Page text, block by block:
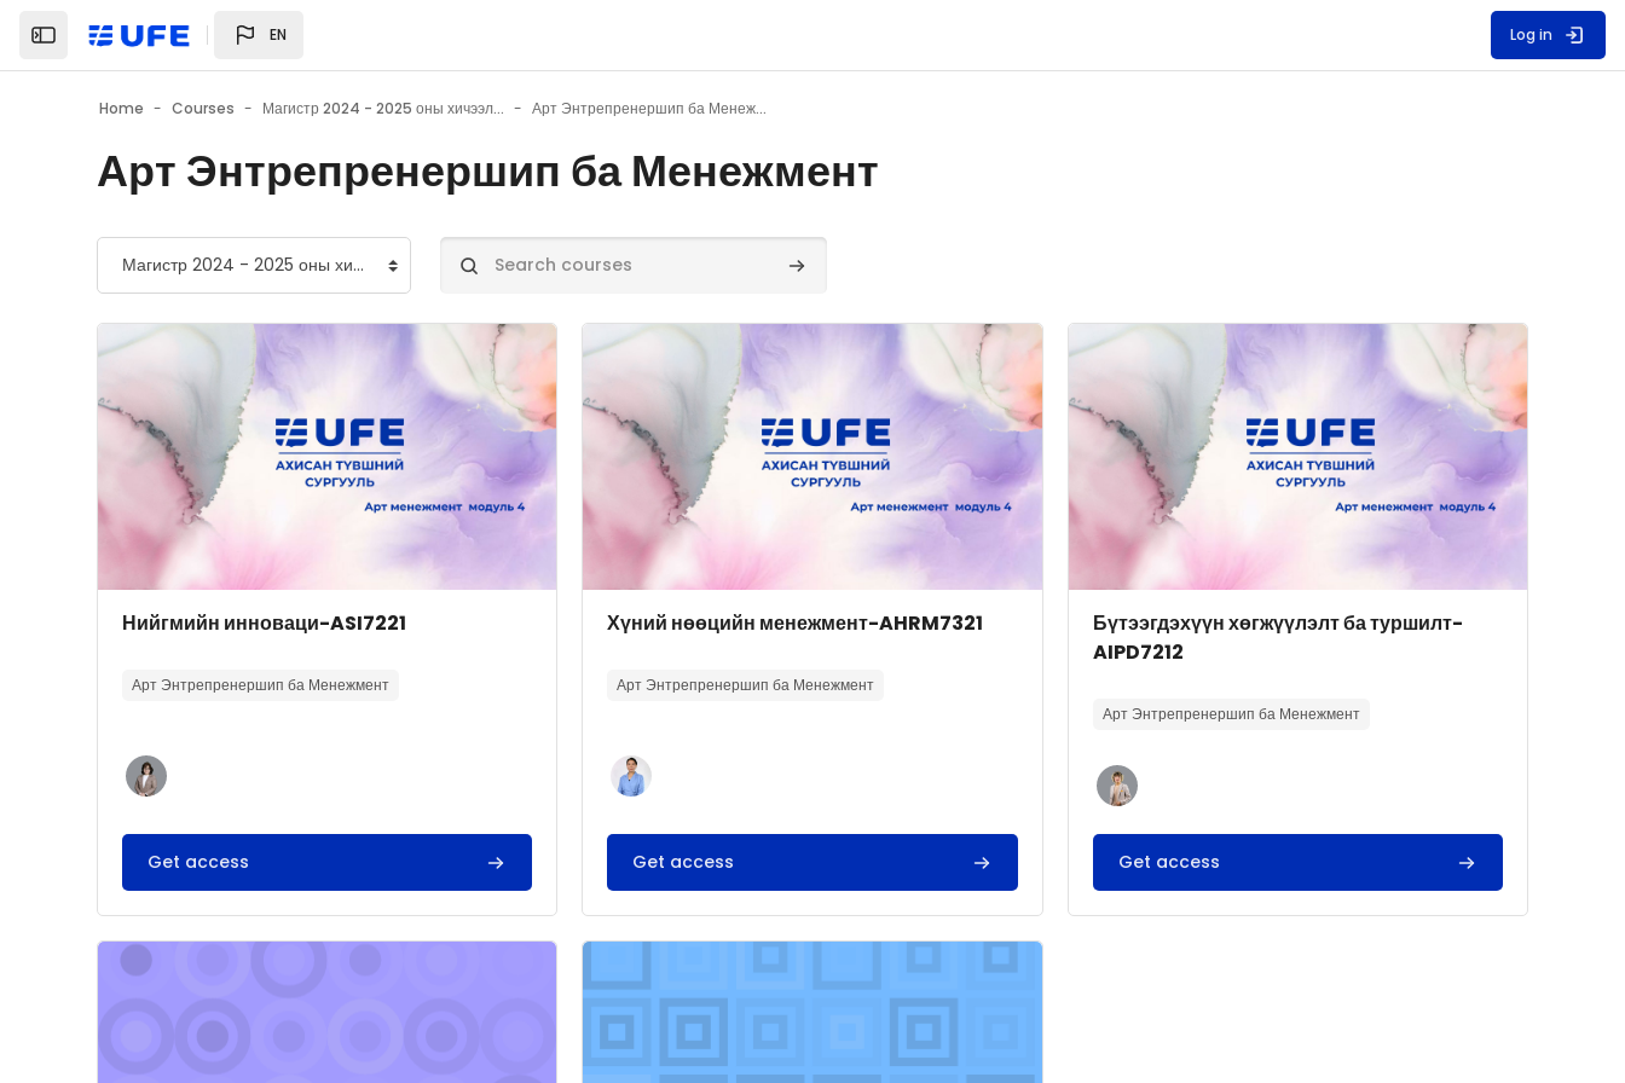
EN Log in
Home Courses Магистр 2024 - 2025 оны хичээлийн жил Арт Энтрепренершип ба Менежмент
Арт Энтрепренершип ба Менежмент
Course categories Search courses Search courses
Course image" Нийгмийн инноваци-ASI7221
Course image
Course name
Нийгмийн инноваци-ASI7221
Арт Энтрепренершип ба Менежмент
Get access
Course image" Хүний нөөцийн менежмент-AHRM7321
Course image
Course name
Хүний нөөцийн менежмент-AHRM7321
Арт Энтрепренершип ба Менежмент
Get access
Course image" Бүтээгдэхүүн хөгжүүлэлт ба туршилт-
Course image
Course name
Бүтээгдэхүүн хөгжүүлэлт ба туршилт-
AIPD7212
Арт Энтрепренершип ба Менежмент
Get access
Course image" Хувь хүний маркетинг ба брендинг Course image" Бүтээлч байдал ба инноваци